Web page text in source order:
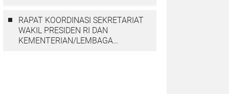
RAPAT KOORDINASI SEKRETARIAT
WAKIL PRESIDEN RI DAN
KEMENTERIAN/LEMBAGA